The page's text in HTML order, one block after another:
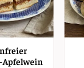
Apfelwein